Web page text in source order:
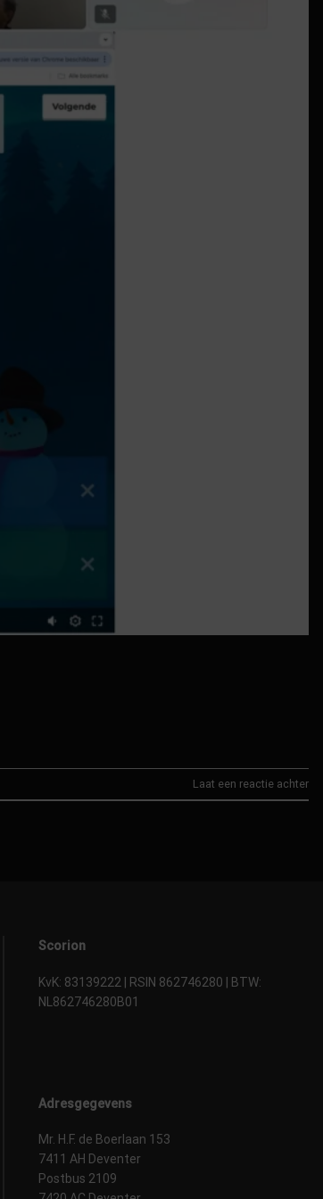
Laat een reactie achter
Scorion
KvK: 83139222 | RSIN 862746280 | BTW:
NL862746280B01
Adresgegevens
Mr. H.F. de Boerlaan 153
7411 AH Deventer
Postbus 2109